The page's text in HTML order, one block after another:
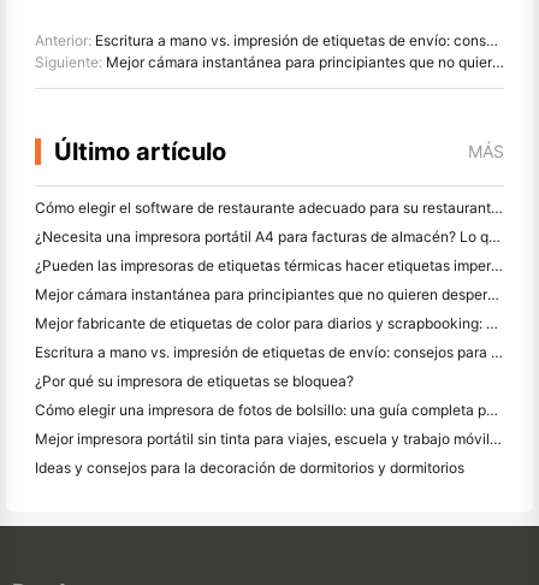
Anterior: Escritura a mano vs. impresión de etiquetas de envío: consejos para las pequeñas empresas en 2026
Siguiente: Mejor cámara instantánea para principiantes que no quieren desperdiciar papel
Último artículo MÁS
Cómo elegir el software de restaurante adecuado para su restaurante pequeño o mediano
¿Necesita una impresora portátil A4 para facturas de almacén? Lo que realmente funciona
¿Pueden las impresoras de etiquetas térmicas hacer etiquetas impermeables para productos de pequeñas empresas?
Mejor cámara instantánea para principiantes que no quieren desperdiciar papel
Mejor fabricante de etiquetas de color para diarios y scrapbooking: Añadir más color a cada página
Escritura a mano vs. impresión de etiquetas de envío: consejos para las pequeñas empresas en 2026
¿Por qué su impresora de etiquetas se bloquea?
Cómo elegir una impresora de fotos de bolsillo: una guía completa para los usuarios de diario, viajes y iPhone
Mejor impresora portátil sin tinta para viajes, escuela y trabajo móvil: Hanin MT620 Pro
Ideas y consejos para la decoración de dormitorios y dormitorios